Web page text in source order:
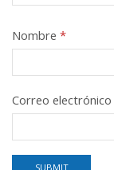
Nombre *
Correo electrónico